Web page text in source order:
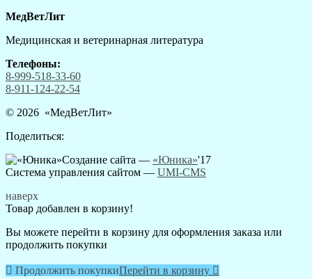
МедВетЛит
Медицинская и ветеринарная литература
Телефоны:
8-999-518-33-60
8-911-124-22-54
© 2026 «МедВетЛит»
Поделиться:
Создание сайта — «Юника»'17
Система управления сайтом — UMI-CMS
наверх
Товар добавлен в корзину!
Вы можете перейти в корзину для оформления заказа или
продолжить покупки
 Продолжить покупкиПерейти в корзину 